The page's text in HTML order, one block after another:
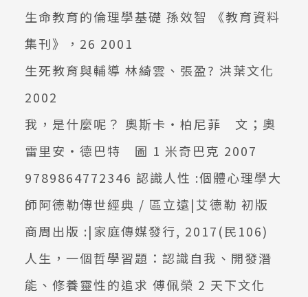
生命教育的倫理學基礎 孫效智 《教育資料
集刊》，26 2001
生死教育與輔導 林綺雲、張盈? 洪葉文化
2002
我，是什麼呢？ 奧斯卡‧柏尼菲 文；奧
雷里安‧德巴特 圖 1 米奇巴克 2007
9789864772346 認識人性 :個體心理學大
師阿德勒傳世經典 / 區立遠|艾德勒 初版
商周出版 :|家庭傳媒發行, 2017(民106)
人生，一個哲學習題：認識自我、開發潛
能、修養靈性的追求 傅佩榮 2 天下文化